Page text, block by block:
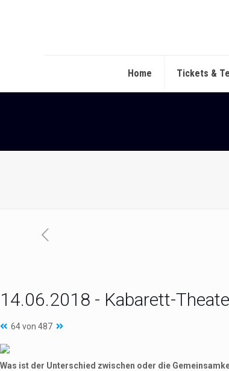
Home Tickets &
14.06.2018 - Kabarett-
64 von 487
Was ist der Unterschied zwischen oder die